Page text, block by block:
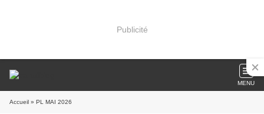
Publicité
MENU
Accueil » PL MAI 2026